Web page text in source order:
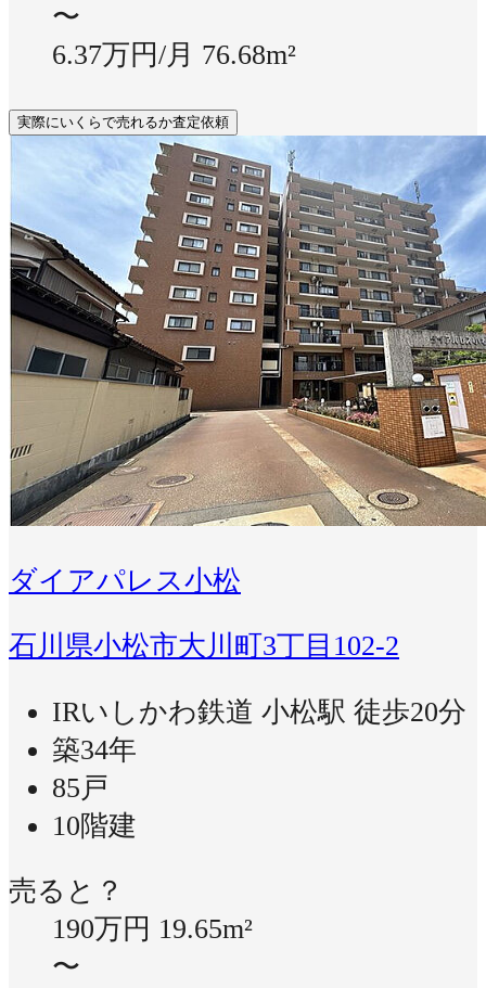
〜
6.37万円/月 76.68m²
実際にいくらで売れるか査定依頼
ダイアパレス小松
石川県小松市大川町3丁目102-2
IRいしかわ鉄道 小松駅 徒歩20分
築34年
85戸
10階建
売ると？
190万円 19.65m²
〜